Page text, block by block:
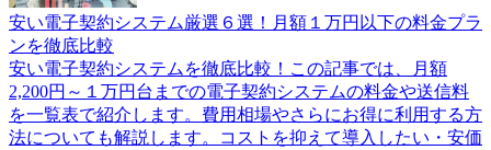
安い電子契約システム厳選６選！月額１万円以下の料金プラ
ンを徹底比較
安い電子契約システムを徹底比較！この記事では、月額
2,200円～１万円台までの電子契約システムの料金や送信料
を一覧表で紹介します。費用相場やさらにお得に利用する方
法についても解説します。コストを抑えて導入したい・安価